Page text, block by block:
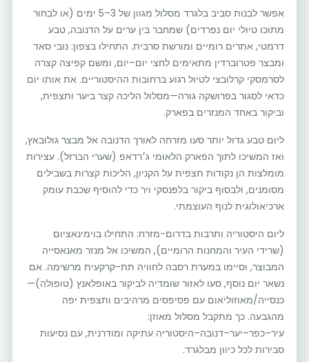
אפשר לבנות סביב בלגרד מסלול מגוון של 3–5 ימים (או לבחור
מתוכו טיולי יום נפרדים) שמחבר בין ערים על הדנובה, טבע
דרמטי, אתרים רומיים ומורשת סרבית. התחילו בצפון: נובי סאד
ומבצר פטרוברדין מתאימים לחצי יום–יום, ומשם קפיצה קצרה
לסרמסקי קרלובצי לטיול רגוע ברחובות ההיסטוריים. את אותו יום
כדאי לסגור בפרושקה גורה—מסלול הליכה קצר ביער ותצפית,
וביקור באחד המנזרים בפארק.
ליום טבע גדול יותר סעו מזרחה לאורך הדנובה אל מבצר גולובאץ,
ואז המשיכו לתוך הפארק הלאומי ג׳רדאפ (שערי הברזל). עצירות
מומלצות הן נקודות תצפית על הקניון, הליכות קצרות בשבילים
מסומנים, ולבסוף ביקור בלפּנסקי ויר כדי להוסיף שכבת עומק
ארכיאולוגית לנוף העוצמתי.
ליום היסטוריה ותרבות בדרום-מזרח: התחילו בוימינאציום
(שרידי העיר והמחנות הרומיים), המשיכו אל מנזר מאנאסייה
המבוצר, וסיימו במערת רסבה לחוויה תת-קרקעית מרשימה. אם
נשאר יום נוסף, סעו לאזור שומדיה לביקור באופלאנץ (טופולה)—
כנסייה/מאוזוליאום עם פסיפסים מרהיבים ותצפית יפה
מהגבעה. כך מתקבל מסלול מאוזן:
עיר–כפר–יער–דנובה–היסטוריה עתיקה ומודרנית, עם נסיעות
סבירות לכל כיוון מבלגרד.